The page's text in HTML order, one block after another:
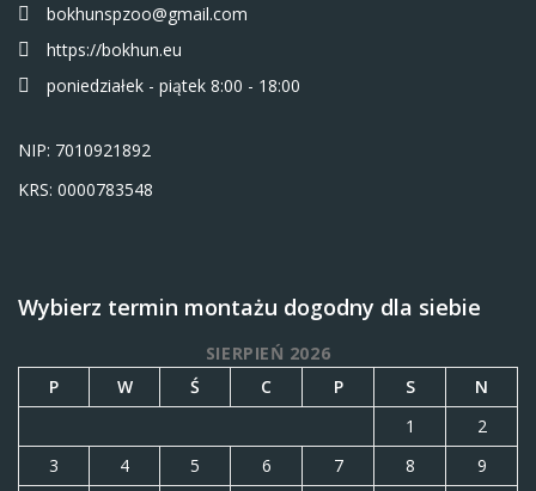
bokhunspzoo@gmail.com
https://bokhun.eu
poniedziałek - piątek 8:00 - 18:00
NIP: 7010921892
KRS: 0000783548
Wybierz termin montażu dogodny dla siebie
SIERPIEŃ 2026
P
W Ś C P S
N
1
2
3
4 5 6 7 8
9